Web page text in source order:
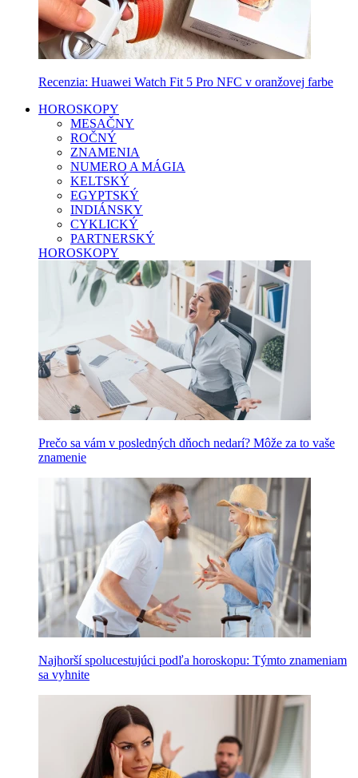
Recenzia: Huawei Watch Fit 5 Pro NFC v oranžovej farbe
HOROSKOPY
MESAČNY
ROČNÝ
ZNAMENIA
NUMERO A MÁGIA
KELTSKÝ
EGYPTSKÝ
INDIÁNSKY
CYKLICKÝ
PARTNERSKÝ
HOROSKOPY
Prečo sa vám v posledných dňoch nedarí? Môže za to vaše
znamenie
Najhorší spolucestujúci podľa horoskopu: Týmto znameniam
sa vyhnite